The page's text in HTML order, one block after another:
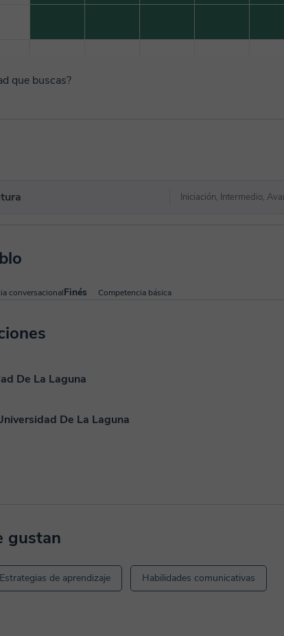
que buscas?
Iniciación, Intermedio,
conversacionalFinés Competencia básica
De La Laguna
De La Laguna
gustan
Estrategias de aprendizaje Habilidades comunicativas